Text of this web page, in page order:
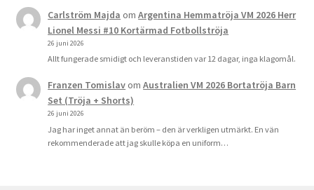
Carlström Majda omArgentina Hemmatröja VM 2026 Herr
Lionel Messi #10 Kortärmad Fotbollströja
26 juni 2026
Allt fungerade smidigt och leveranstiden var 12 dagar, inga klagomål.
Franzen TomislavomAustralien VM 2026 Bortatröja Barn
Set (Tröja + Shorts)
26 juni 2026
Jag har inget annat än beröm – den är verkligen utmärkt. En vän
rekommenderade att jag skulle köpa en uniform…